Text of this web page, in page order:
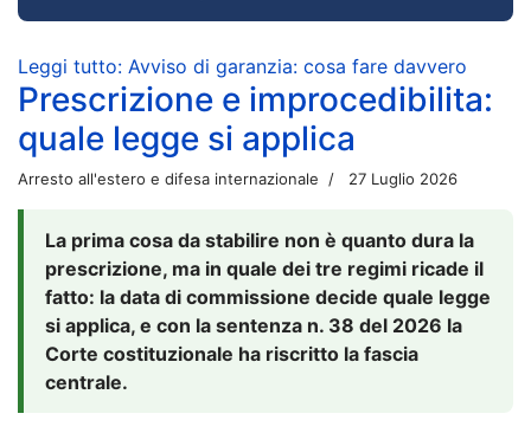
Leggi tutto: Avviso di garanzia: cosa fare davvero
Prescrizione e improcedibilita:
quale legge si applica
Arresto all'estero e difesa internazionale 27 Luglio 2026
La prima cosa da stabilire non è quanto dura la
prescrizione, ma in quale dei tre regimi ricade il
fatto: la data di commissione decide quale legge
si applica, e con la sentenza n. 38 del 2026 la
Corte costituzionale ha riscritto la fascia
centrale.